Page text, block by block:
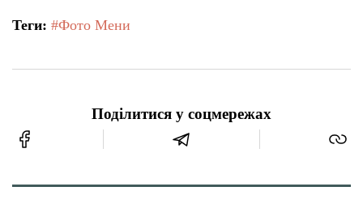
Теги: #Фото Мени
Поділитися у соцмережах